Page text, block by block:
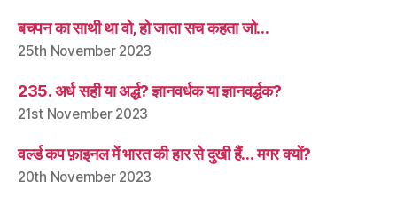
बचपन का साथी था वो, हो जाता सच कहता जो…
25th November 2023
235. अर्ध सही या अर्द्ध? ज्ञानवर्धक या ज्ञानवर्द्धक?
21st November 2023
वर्ल्ड कप फ़ाइनल में भारत की हार से दुखी हैं… मगर क्यों?
20th November 2023